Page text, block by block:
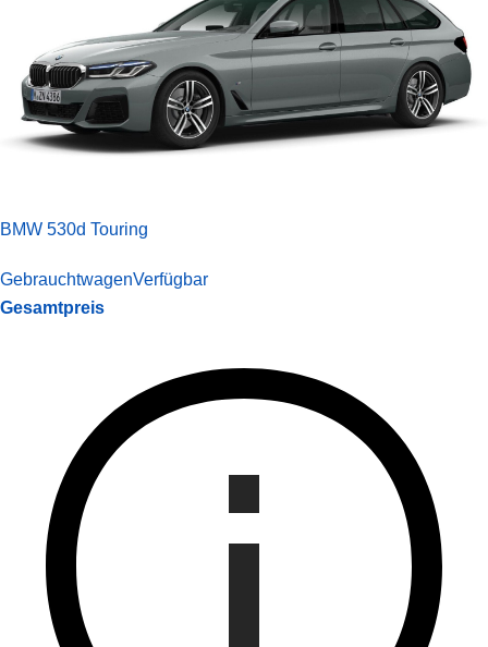
BMW 530d Touring
GebrauchtwagenVerfügbar
Gesamtpreis